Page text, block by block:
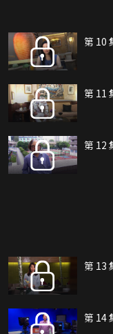
第 10
第 11
第 12
第 13
第 14